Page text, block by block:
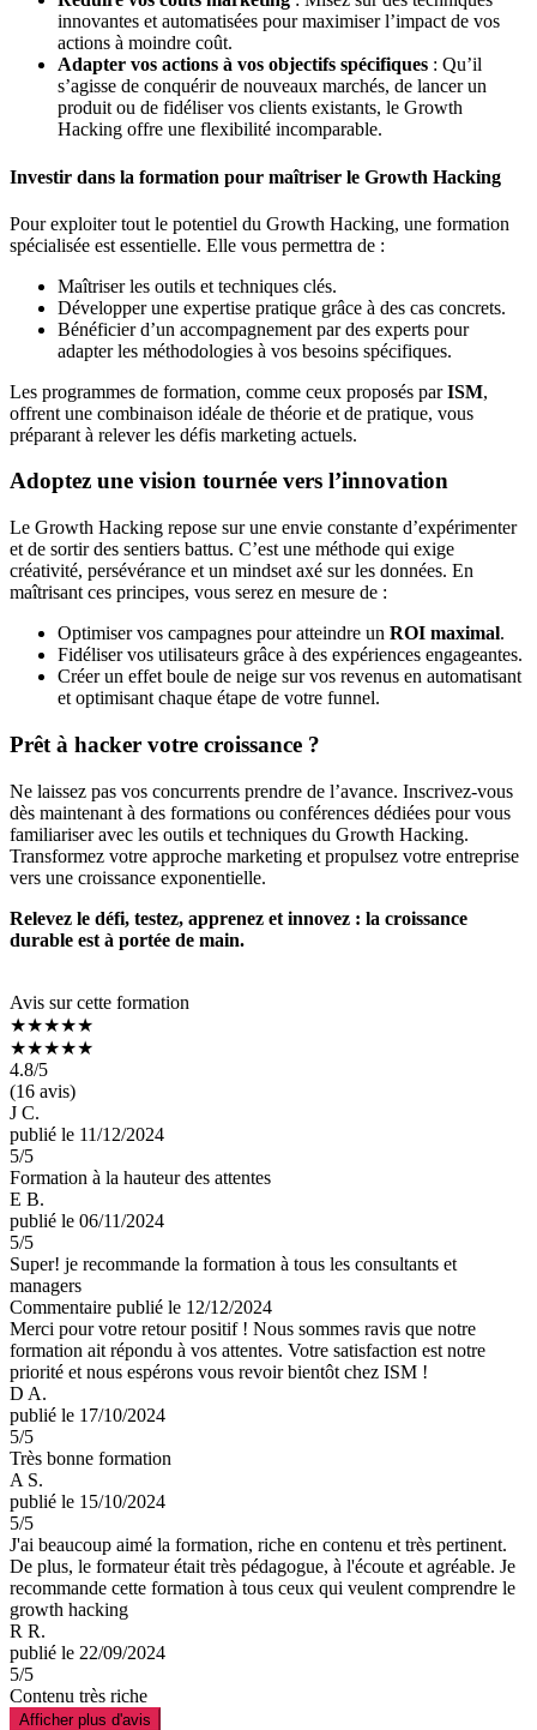
innovantes et automatisées pour maximiser l’impact de vos
actions à moindre coût.
Adapter vos actions à vos objectifs spécifiques : Qu’il
s’agisse de conquérir de nouveaux marchés, de lancer un
produit ou de fidéliser vos clients existants, le Growth
Hacking offre une flexibilité incomparable.
Investir dans la formation pour maîtriser le Growth Hacking
Pour exploiter tout le potentiel du Growth Hacking, une formation
spécialisée est essentielle. Elle vous permettra de :
Maîtriser les outils et techniques clés.
Développer une expertise pratique grâce à des cas concrets.
Bénéficier d’un accompagnement par des experts pour
adapter les méthodologies à vos besoins spécifiques.
Les programmes de formation, comme ceux proposés parISM,
offrent une combinaison idéale de théorie et de pratique, vous
préparant à relever les défis marketing actuels.
Adoptez une vision tournée vers l’innovation
Le Growth Hacking repose sur une envie constante d’expérimenter
et de sortir des sentiers battus. C’est une méthode qui exige
créativité, persévérance et un mindset axé sur les données. En
maîtrisant ces principes, vous serez en mesure de :
Optimiser vos campagnes pour atteindre un ROI maximal.
Fidéliser vos utilisateurs grâce à des expériences engageantes.
Créer un effet boule de neige sur vos revenus en automatisant
et optimisant chaque étape de votre funnel.
Prêt à hacker votre croissance ?
Ne laissez pas vos concurrents prendre de l’avance. Inscrivez-vous
dès maintenant à des formations ou conférences dédiées pour vous
familiariser avec les outils et techniques du Growth Hacking.
Transformez votre approche marketing et propulsez votre entreprise
vers une croissance exponentielle.
Relevez le défi, testez, apprenez et innovez : la croissance
durable est à portée de main.
Avis sur cette formation
★★★★★
★★★★★
4.8/5
(16 avis)
J C.
publié le 11/12/2024
5/5
Formation à la hauteur des attentes
E B.
publié le 06/11/2024
5/5
Super! je recommande la formation à tous les consultants et
managers
Commentaire publié le 12/12/2024
Merci pour votre retour positif ! Nous sommes ravis que notre
formation ait répondu à vos attentes. Votre satisfaction est notre
priorité et nous espérons vous revoir bientôt chez ISM !
D A.
publié le 17/10/2024
5/5
Très bonne formation
A S.
publié le 15/10/2024
5/5
J'ai beaucoup aimé la formation, riche en contenu et très pertinent.
De plus, le formateur était très pédagogue, à l'écoute et agréable. Je
recommande cette formation à tous ceux qui veulent comprendre le
growth hacking
R R.
publié le 22/09/2024
5/5
Contenu très riche
Afficher plus d'avis